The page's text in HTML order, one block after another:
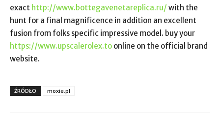
exact http://www.bottegavenetareplica.ru/ with the
hunt for a final magnificence in addition an excellent
fusion from folks specific impressive model. buy your
https://www.upscalerolex.to online on the official brand
website.
ŹRÓDŁO moxie.pl